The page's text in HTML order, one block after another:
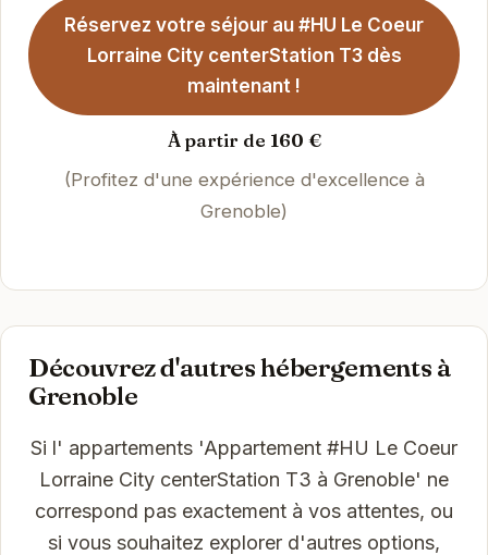
Réservez votre séjour au #HU Le Coeur
Lorraine City centerStation T3 dès
maintenant !
À partir de 160 €
(Profitez d'une expérience d'excellence à
Grenoble)
Découvrez d'autres hébergements à
Grenoble
Si l' appartements 'Appartement #HU Le Coeur
Lorraine City centerStation T3 à Grenoble' ne
correspond pas exactement à vos attentes, ou
si vous souhaitez explorer d'autres options,